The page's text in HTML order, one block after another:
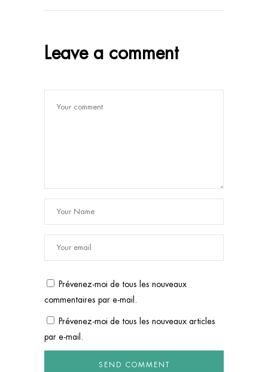
Leave a comment
Prévenez-moi de tous les nouveaux
commentaires par e-mail.
Prévenez-moi de tous les nouveaux articles
par e-mail.